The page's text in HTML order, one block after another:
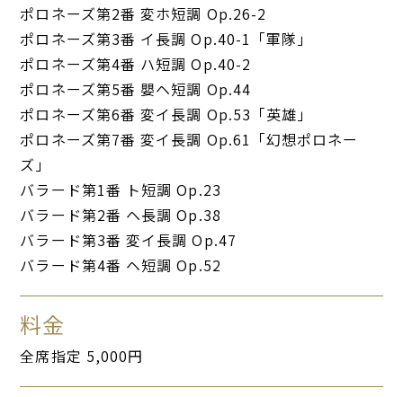
ポロネーズ第2番 変ホ短調 Op.26-2
ポロネーズ第3番 イ長調 Op.40-1「軍隊」
ポロネーズ第4番 ハ短調 Op.40-2
ポロネーズ第5番 嬰ヘ短調 Op.44
ポロネーズ第6番 変イ長調 Op.53「英雄」
ポロネーズ第7番 変イ長調 Op.61「幻想ポロネー
ズ」
バラード第1番 ト短調 Op.23
バラード第2番 ヘ長調 Op.38
バラード第3番 変イ長調 Op.47
バラード第4番 ヘ短調 Op.52
料金
全席指定 5,000円